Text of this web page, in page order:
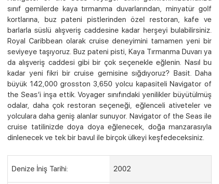
Kampanyalı Turlar
sınıf gemilerde kaya tırmanma duvarlarından, minyatür golf
kortlarına, buz pateni pistlerinden özel restoran, kafe ve
barlarla süslü alışveriş caddesine kadar herşeyi bulabilirsiniz.
Royal Caribbean olarak cruise deneyimini tamamen yeni bir
seviyeye taşıyoruz. Buz pateni pisti, Kaya Tırmanma Duvarı ya
da alışveriş caddesi gibi bir çok seçenekle eğlenin. Nasıl bu
kadar yeni fikri bir cruise gemisine sığdıyoruz? Basit. Daha
büyük 142,000 grosston 3,650 yolcu kapasiteli Navigator of
the Seas’i inşa ettik. Voyager sınıfındaki yenilikler büyütülmüş
odalar, daha çok restoran seçeneği, eğlenceli ativeteler ve
yolculara daha geniş alanlar sunuyor. Navigator of the Seas ile
cruise tatilinizde doya doya eğlenecek, doğa manzarasıyla
dinlenecek ve tek bir bavul ile birçok ülkeyi keşfedeceksiniz.
Denize İniş Tarihi: 2002